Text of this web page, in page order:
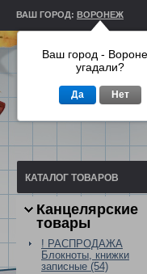
ВАШ ГОРОД: ВОРОНЕЖ
КАТАЛОГ ТОВАРОВ
Канцелярские
товары
! РАСПРОДАЖА
Блокноты, книжки
записные (54)
Ваш город -
угадали?
Да Нет